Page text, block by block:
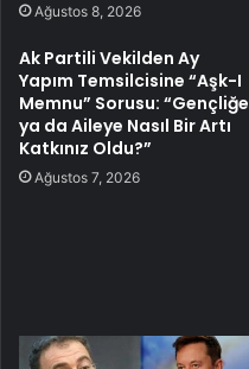
Ağustos 8, 2026
Ak Partili Vekilden Ay
Yapım Temsilcisine “Aşk-I
Memnu” Sorusu: “Gençliğe
ya da Aileye Nasıl Bir Artı
Katkınız Oldu?”
Ağustos 7, 2026